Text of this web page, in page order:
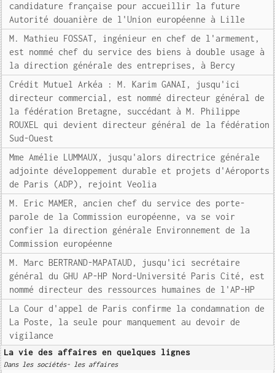
candidature française pour accueillir la future
Autorité douanière de l'Union européenne à Lille
M. Mathieu FOSSAT, ingénieur en chef de l'armement,
est nommé chef du service des biens à double usage à
la direction générale des entreprises, à Bercy
Crédit Mutuel Arkéa : M. Karim GANAI, jusqu'ici
directeur commercial, est nommé directeur général de
la fédération Bretagne, succédant à M. Philippe
ROUXEL qui devient directeur général de la fédération
Sud-Ouest
Mme Amélie LUMMAUX, jusqu'alors directrice générale
adjointe développement durable et projets d'Aéroports
de Paris (ADP), rejoint Veolia
M. Eric MAMER, ancien chef du service des porte-
parole de la Commission européenne, va se voir
confier la direction générale Environnement de la
Commission européenne
M. Marc BERTRAND-MAPATAUD, jusqu'ici secrétaire
général du GHU AP-HP Nord-Université Paris Cité, est
nommé directeur des ressources humaines de l'AP-HP
La Cour d'appel de Paris confirme la condamnation de
La Poste, la seule pour manquement au devoir de
vigilance
La vie des affaires en quelques lignes
Dans les sociétés- les affaires